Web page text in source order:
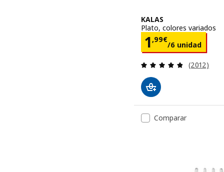
KALAS
Plato, colores variados
1,99€
/6 unidad
Precio
Revisa:
(2012)
Comparar